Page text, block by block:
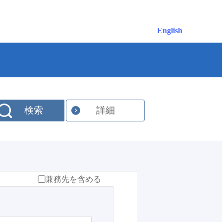
English
検索 詳細
兼務先を含める